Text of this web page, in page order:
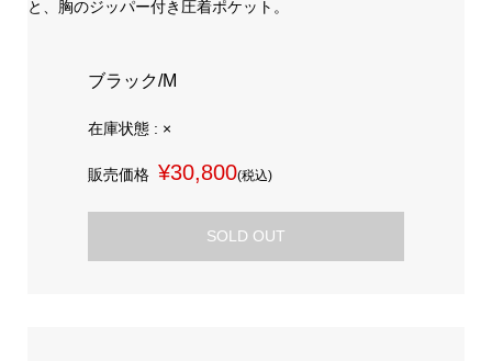
と、胸のジッパー付き圧着ポケット。
ブラック/M
在庫状態 : ×
販売価格 ¥30,800(税込)
SOLD OUT